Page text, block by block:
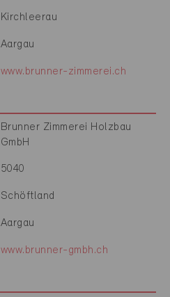
Kirchleerau
Aargau
www.brunner-zimmerei.ch
Brunner Zimmerei Holzbau
GmbH
5040
Schöftland
Aargau
www.brunner-gmbh.ch